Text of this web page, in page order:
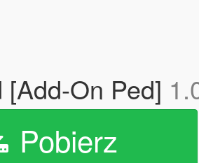
[Add-On Ped]
Pobierz